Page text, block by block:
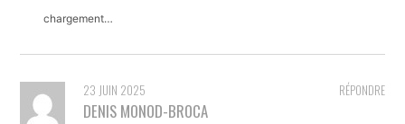
chargement…
RÉPONDRE
23 JUIN 2025
DENIS MONOD-BROCA